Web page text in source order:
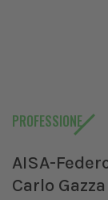
PROFESSIONE
AISA-
Carlo